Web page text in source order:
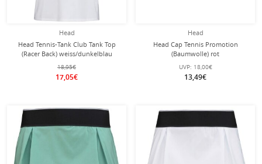
Head
Head Tennis-Tank Club Tank Top
(Racer Back) weiss/dunkelblau
Damen
18,95€
17,05€
Head
Head Cap Tennis Promotion
(Baumwolle) rot
UVP: 18,00€
13,49€